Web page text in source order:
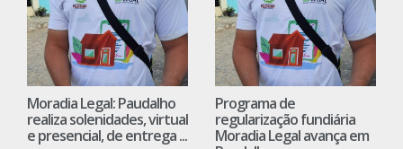
Moradia Legal: Paudalho
realiza solenidades, virtual
e presencial, de entrega ...
Programa de
regularização fundiária
Moradia Legal avança em